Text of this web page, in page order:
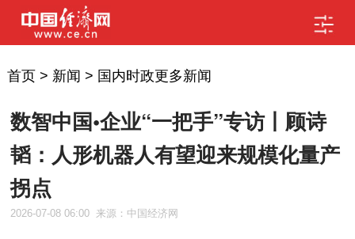
首页> 新闻 > 国内时政更多新闻
数智中国•企业“一把手”专访丨顾诗
韬：人形机器人有望迎来规模化量产
拐点
2026-07-08 06:00 来源：中国经济网